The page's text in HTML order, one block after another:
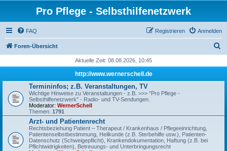
Pro Pflege - Selbsthilfenetzwerk
FAQ Anmelden
Registrieren
Foren-Übersicht
h
Aktuelle Zeit: 08.08.2026, 10:45
http://www.wernerschell.de
Termininfos; z.B. Veranstaltungen, TV
Wichtige Hinweise zu Veranstaltungen - z.B. >>> "Pro Pflege -
Selbsthilfenetzwerk" - Radio- und TV-Sendungen.
Moderator: WernerSchell
Themen: 1791
Arzt- und Patientenrecht
Rechtsbeziehung Patient – Therapeut / Krankenhaus / Pflegeeinrichtung,
Patientenselbstbestimmung, Heilkunde (z.B. Sterbehilfe usw.), Patienten-
Datenschutz (Schweigepflicht), Krankendokumentation, Haftung (z.B. bei
Pflichtwidrigkeiten), Betreuungs- und Unterbringungsrecht